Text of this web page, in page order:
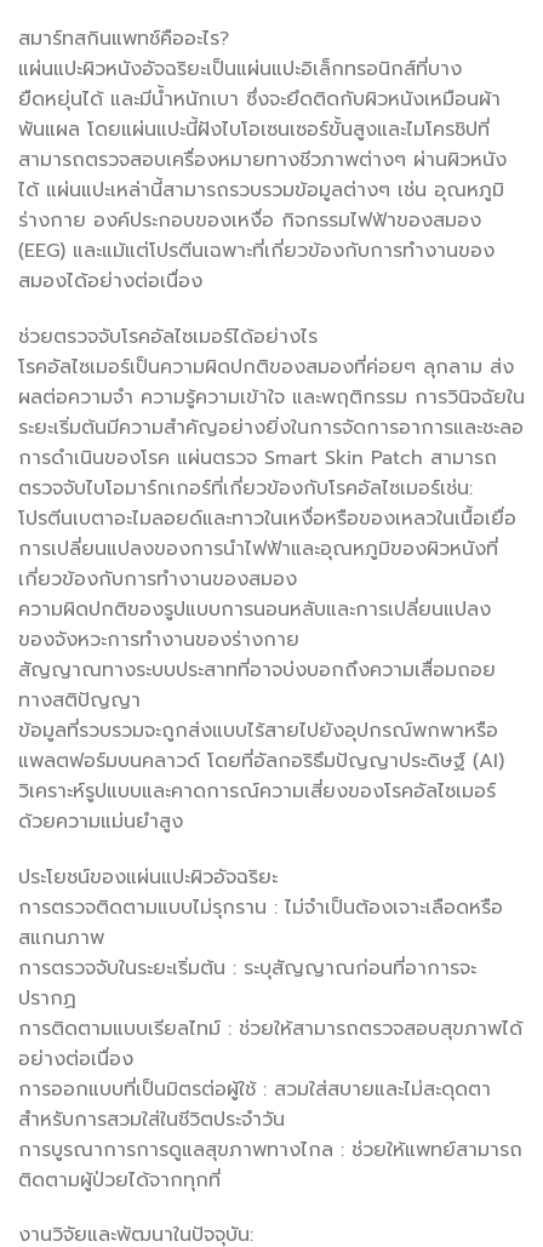
สมาร์ทสกินแพทช์คืออะไร?
แผ่นแปะผิวหนังอัจฉริยะเป็นแผ่นแปะอิเล็กทรอนิกส์ที่บาง
ยืดหยุ่นได้ และมีน้ำหนักเบา ซึ่งจะยึดติดกับผิวหนังเหมือนผ้า
พันแผล โดยแผ่นแปะนี้ฝังไบโอเซนเซอร์ขั้นสูงและไมโครชิปที่
สามารถตรวจสอบเครื่องหมายทางชีวภาพต่างๆ ผ่านผิวหนัง
ได้ แผ่นแปะเหล่านี้สามารถรวบรวมข้อมูลต่างๆ เช่น อุณหภูมิ
ร่างกาย องค์ประกอบของเหงื่อ กิจกรรมไฟฟ้าของสมอง
(EEG) และแม้แต่โปรตีนเฉพาะที่เกี่ยวข้องกับการทำงานของ
สมองได้อย่างต่อเนื่อง
ช่วยตรวจจับโรคอัลไซเมอร์ได้อย่างไร
โรคอัลไซเมอร์เป็นความผิดปกติของสมองที่ค่อยๆ ลุกลาม ส่ง
ผลต่อความจำ ความรู้ความเข้าใจ และพฤติกรรม การวินิจฉัยใน
ระยะเริ่มต้นมีความสำคัญอย่างยิ่งในการจัดการอาการและชะลอ
การดำเนินของโรค แผ่นตรวจ Smart Skin Patch สามารถ
ตรวจจับไบโอมาร์กเกอร์ที่เกี่ยวข้องกับโรคอัลไซเมอร์เช่น:
โปรตีนเบตาอะไมลอยด์และทาวในเหงื่อหรือของเหลวในเนื้อเยื่อ
การเปลี่ยนแปลงของการนำไฟฟ้าและอุณหภูมิของผิวหนังที่
เกี่ยวข้องกับการทำงานของสมอง
ความผิดปกติของรูปแบบการนอนหลับและการเปลี่ยนแปลง
ของจังหวะการทำงานของร่างกาย
สัญญาณทางระบบประสาทที่อาจบ่งบอกถึงความเสื่อมถอย
ทางสติปัญญา
ข้อมูลที่รวบรวมจะถูกส่งแบบไร้สายไปยังอุปกรณ์พกพาหรือ
แพลตฟอร์มบนคลาวด์ โดยที่อัลกอริธึมปัญญาประดิษฐ์ (AI)
วิเคราะห์รูปแบบและคาดการณ์ความเสี่ยงของโรคอัลไซเมอร์
ด้วยความแม่นยำสูง
ประโยชน์ของแผ่นแปะผิวอัจฉริยะ
การตรวจติดตามแบบไม่รุกราน : ไม่จำเป็นต้องเจาะเลือดหรือ
สแกนภาพ
การตรวจจับในระยะเริ่มต้น : ระบุสัญญาณก่อนที่อาการจะ
ปรากฏ
การติดตามแบบเรียลไทม์ : ช่วยให้สามารถตรวจสอบสุขภาพได้
อย่างต่อเนื่อง
การออกแบบที่เป็นมิตรต่อผู้ใช้ : สวมใส่สบายและไม่สะดุดตา
สำหรับการสวมใส่ในชีวิตประจำวัน
การบูรณาการการดูแลสุขภาพทางไกล : ช่วยให้แพทย์สามารถ
ติดตามผู้ป่วยได้จากทุกที่
งานวิจัยและพัฒนาในปัจจุบัน: